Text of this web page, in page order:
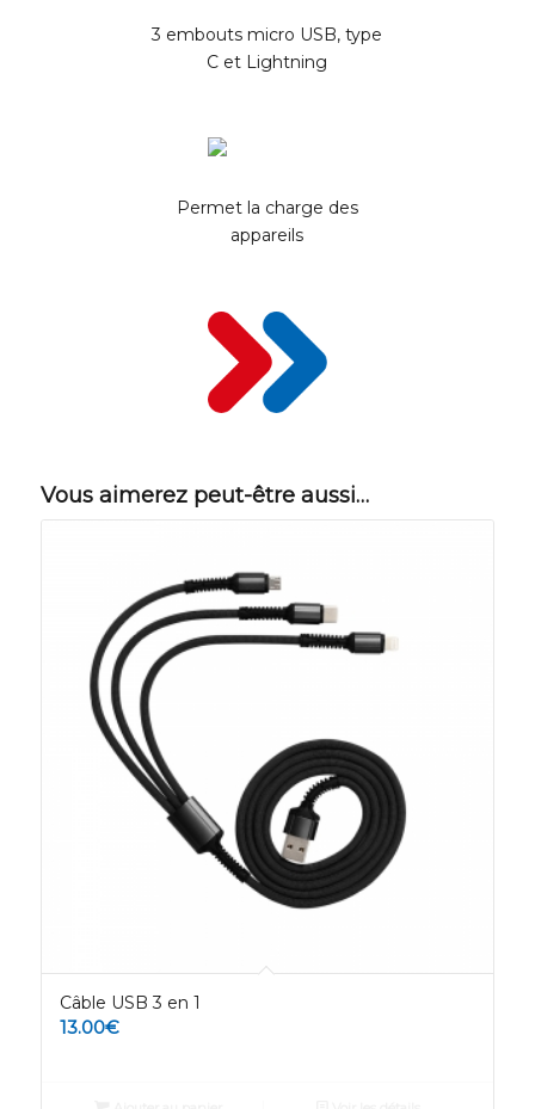
3 embouts micro USB, type
C et Lightning
Permet la charge des
appareils
Vous aimerez peut-être aussi…
Câble USB 3 en 1
13.00€